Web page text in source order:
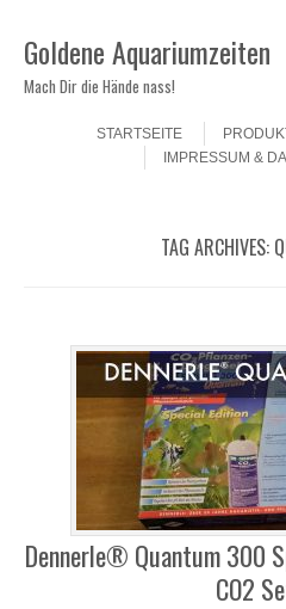
Goldene Aquariumzeiten
Mach Dir die Hände nass!
STARTSEITE
IMPRESSUM &
TAG ARCHIVES:
Dennerle® Quantum 300
CO2